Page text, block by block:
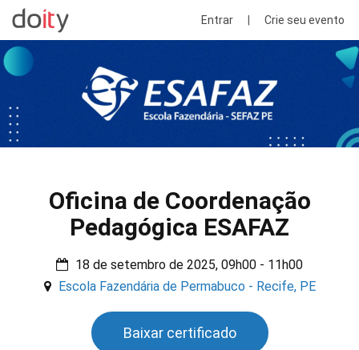
Entrar Crie seu evento
Oficina de Coordenação
Pedagógica ESAFAZ
18 de setembro de 2025, 09h00 - 11h00
Escola Fazendária de Permabuco - Recife, PE
Baixar certificado